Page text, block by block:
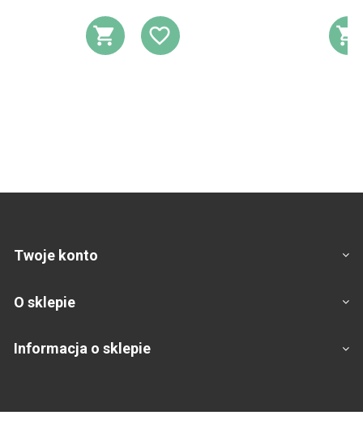
DODAJ DO KOSZYKA
DODAJ DO
Twoje konto
O sklepie
Informacja o sklepie